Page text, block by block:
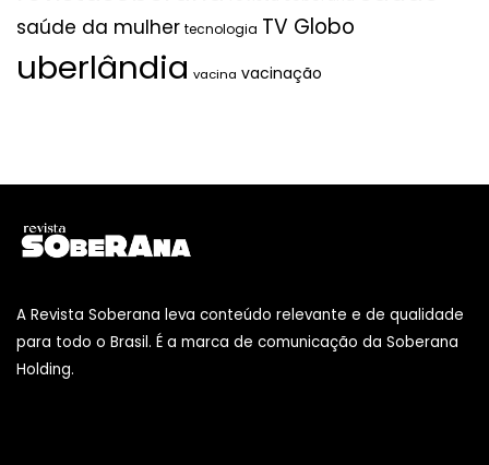
saúde da mulher tecnologia TV Globo
uberlândia vacina vacinação
A Revista Soberana leva conteúdo relevante e de qualidade
para todo o Brasil. É a marca de comunicação da Soberana
Holding.